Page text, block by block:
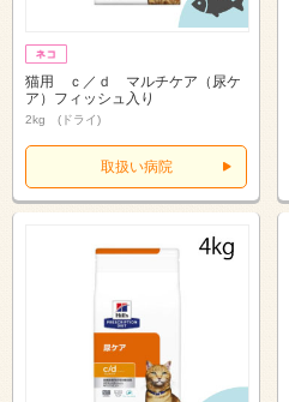
猫用 ｃ／ｄ マルチケア（尿ケ
ア）フィッシュ入り
2kg (ドライ)
取扱い病院